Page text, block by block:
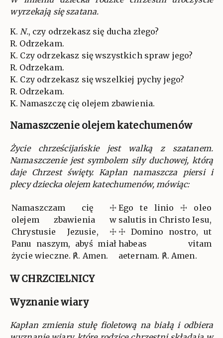
wyrzekają się szatana.
K.N., czy odrzekasz się ducha złego?
R. Odrzekam.
K. Czy odrzekasz się wszystkich spraw jego?
R. Odrzekam.
K. Czy odrzekasz się wszelkiej pychy jego?
R. Odrzekam.
K. Namaszczę cię olejem zbawienia.
Namaszczenie olejem katechumenów
Życie chrześcijańskie jest walką z szatanem.
Namaszczenie jest symbolem siły duchowej, którą
daje Chrzest święty. Kapłan namaszcza piersi i
plecy dziecka olejem katechumenów, mówiąc:
Namaszczam cię ☩
olejem zbawienia w
Chrystusie Jezusie, ☩
Panu naszym, abyś miał
życie wieczne. ℟. Amen.
Ego te linio ☩ oleo
salutis in Christo Iesu,
☩ Domino nostro, ut
habeas vitam
aeternam. ℟. Amen.
W CHRZCIELNICY
Wyznanie wiary
Kapłan zmienia stułę fioletową na białą i odbiera